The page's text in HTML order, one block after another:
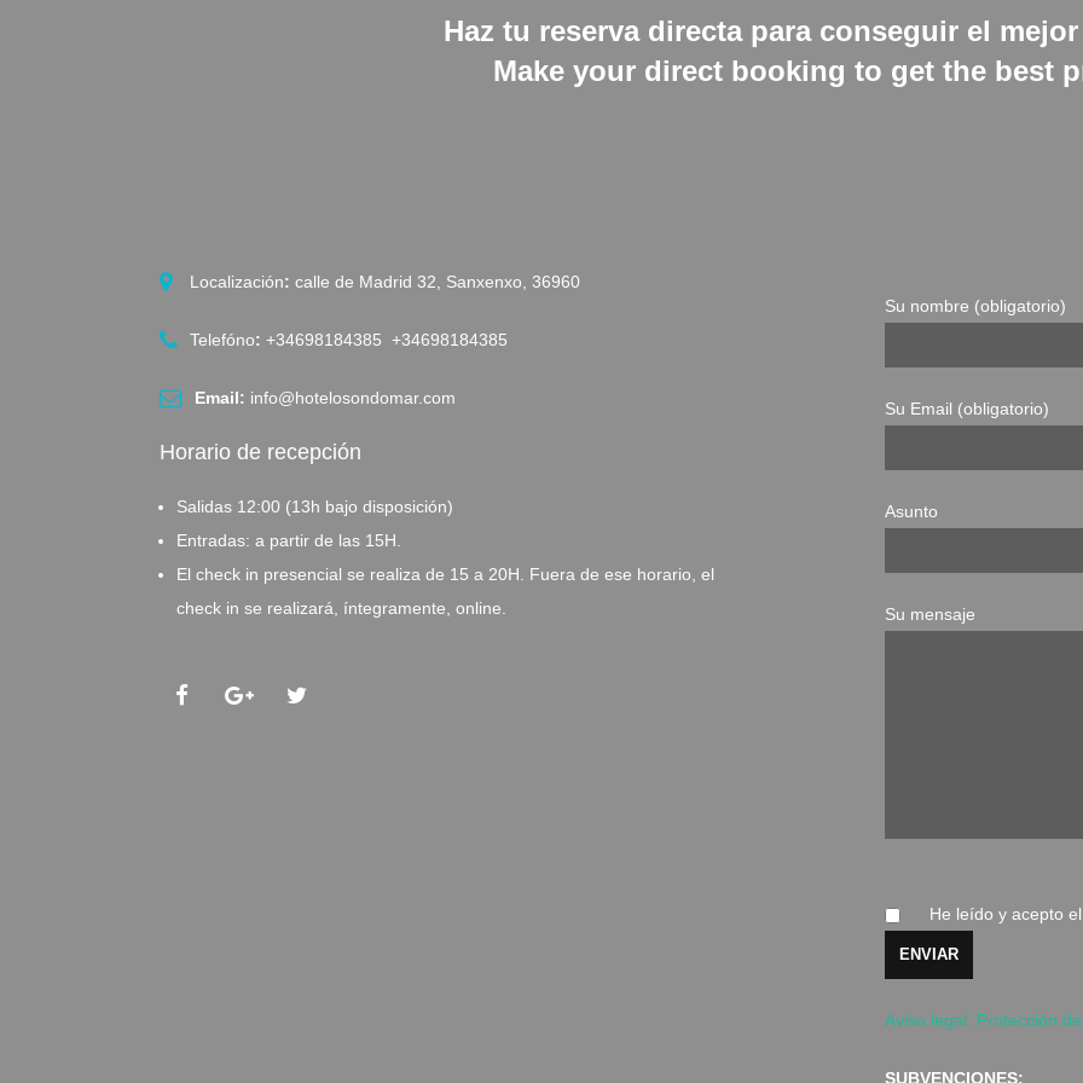
Haz tu reserva directa para conseguir el
Make your direct booking to get the best
Localización: calle de Madrid 32, Sanxenxo, 36960
Telefóno: +34698184385 +34698184385
Email: info@hotelosondomar.com
Horario de recepción
Salidas 12:00 (13h bajo disposición)
Entradas: a partir de las 15H.
El check in presencial se realiza de 15 a 20H. Fuera de ese horario, el
check in se realizará, íntegramente, online.
Su nombre (obligatorio)
Su Email (obligatorio)
Asunto
Su mensaje
He leído y acepto el
Aviso legal. Protección
SUBVENCIONES: